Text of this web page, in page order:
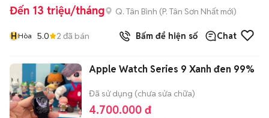
Đến 13 triệu/tháng Q. Tân Bình (P. Tân Sơn Nhất mới)
HHòa 5.0 2 đã bán Bấm để hiện số Chat
Apple Watch Series 9 Xanh đen 99%
Đã sử dụng (chưa sửa chữa)
4.700.000 đ